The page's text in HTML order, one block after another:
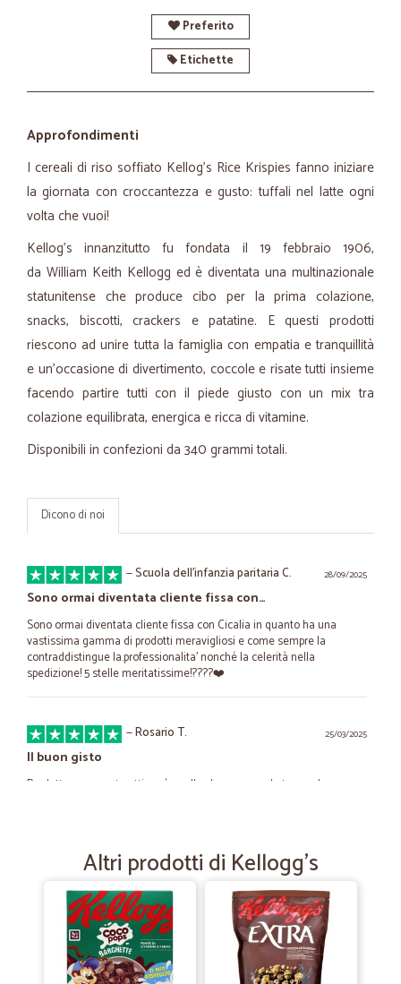
Preferito
Etichette
Approfondimenti
I cereali di riso soffiato Kellog's Rice Krispies fanno iniziare
la giornata con croccantezza e gusto: tuffali nel latte ogni
volta che vuoi!
Kellog's innanzitutto fu fondata il 19 febbraio 1906,
da William Keith Kellogg ed è diventata una multinazionale
statunitense che produce cibo per la prima colazione,
snacks, biscotti, crackers e patatine. E questi prodotti
riescono ad unire tutta la famiglia con empatia e tranquillità
e un’occasione di divertimento, coccole e risate tutti insieme
facendo partire tutti con il piede giusto con un mix tra
colazione equilibrata, energica e ricca di vitamine.
Disponibili in confezioni da 340 grammi totali.
Dicono di noi
28/09/2025
—Scuola dell'infanzia paritaria C.
Sono ormai diventata cliente fissa con…
Sono ormai diventata cliente fissa con Cicalia in quanto ha una
vastissima gamma di prodotti meravigliosi e come sempre la
contraddistingue la.professionalita' nonché la celerità nella
spedizione! 5 stelle meritatissime!????❤️
25/03/2025
—Rosario T.
Il buon gisto
Prodotto veramente ottimo è quello che cercavo da tempo, ho
—Serena B.
spesa a domicilio
per me è stata una piacevole scoperta, avere la spesa a casa senza
uscire. i prodotti sono di prima qualità e le spedizioni veloci. da
consigliare
Altri prodotti di Kellogg's